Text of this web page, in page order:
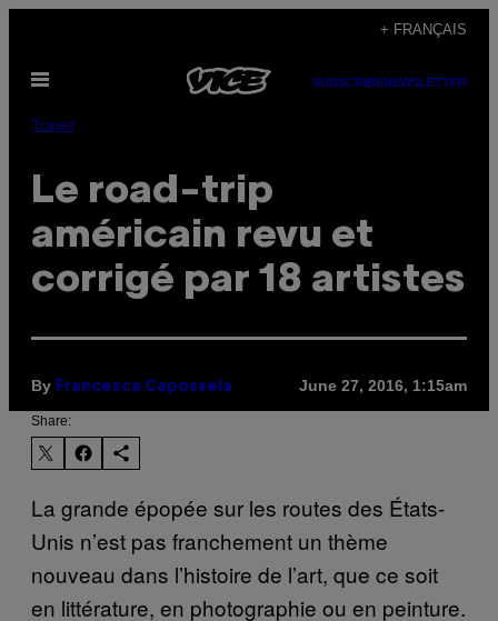
content
+ FRANÇAIS
Open
SUBSCRIBENEWSLETTER
Travel
Le road-trip
américain revu et
corrigé par 18 artistes
By Francesca Capossela June 27, 2016, 1:15am
Share:
La grande épopée sur les routes des États-
Unis n’est pas franchement un thème
nouveau dans l’histoire de l’art, que ce soit
en littérature, en photographie ou en peinture.